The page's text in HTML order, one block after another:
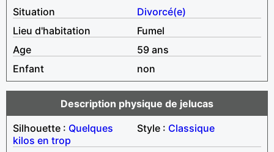
Situation
Divorcé(e)
Lieu d'habitation
Fumel
Age
59 ans
Enfant
non
Description physique de jelucas
Silhouette : Quelques
kilos en trop
Style : Classique